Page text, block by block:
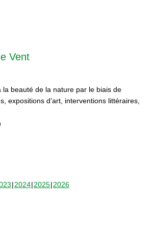
Vent
beauté de la nature par le biais de
expositions d’art, interventions littéraires,
2024 2025 2026